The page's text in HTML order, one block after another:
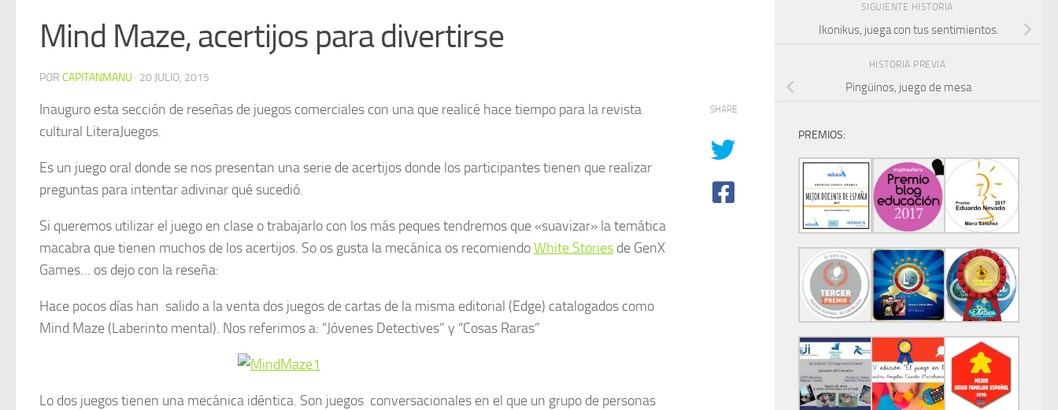
Mind Maze, acertijos para divertirse
POR CAPITANMANU · 20 JULIO, 2015
Inauguro esta sección de reseñas de juegos comerciales con una que realicé hace tiempo para la revista
cultural LiteraJuegos.
Es un juego oral donde se nos presentan una serie de acertijos donde los participantes tienen que realizar
preguntas para intentar adivinar qué sucedió.
Si queremos utilizar el juego en clase o trabajarlo con los más peques tendremos que «suavizar» la temática
macabra que tienen muchos de los acertijos. So os gusta la mecánica os recomiendoWhite Stories de GenX
Games… os dejo con la reseña:
Hace pocos días han salido a la venta dos juegos de cartas de la misma editorial (Edge) catalogados como
Mind Maze (Laberinto mental). Nos referimos a: “Jóvenes Detectives” y “Cosas Raras”
Lo dos juegos tienen una mecánica idéntica. Son juegos conversacionales en el que un grupo de personas
SHARE
SIGUIENTE HISTORIA
Ikonikus, juega con tus sentimientos.
HISTORIA PREVIA
Pingüinos, juego de mesa
PREMIOS: